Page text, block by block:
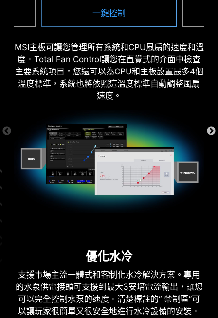
一鍵控制
MSI主板可讓您管理所有系統和CPU風扇的速度和溫
度。Total Fan Control讓您在直覺式的介面中檢查
主要系統項目。您還可以為CPU和主板設置最多4個
溫度標準，系統也將依照這溫度標準自動調整風扇
速度。
優化水冷
支援市場主流一體式和客制化水冷解決方案。專用
的水泵供電接頭可支援到最大3安培電流輸出，讓您
可以完全控制水泵的速度。清楚標註的“ 禁制區”可
以讓玩家很簡單又很安全地進行水冷設備的安裝。
PCB 設計針對更高頻寬與更快傳輸速度進行優化，
讓電路訊號傳輸更可靠穩定。
EZ OC TUNING
PBO THERMAL POINT
系統保護
更新 BIOS 還是很困擾嗎?? 別擔心，MSI 主機板提
供多項選項，讓您再次成功啟動系統。